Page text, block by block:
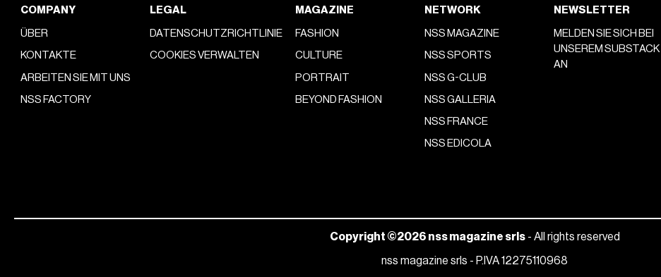
COMPANY
ÜBER
KONTAKTE
ARBEITEN SIE MIT UNS
NSS FACTORY
LEGAL
DATENSCHUTZRICHTLINIE
COOKIES VERWALTEN
MAGAZINE
FASHION
CULTURE
PORTRAIT
BEYOND FASHION
NETWORK
NSS MAGAZINE
NSS SPORTS
NSS G-CLUB
NSS GALLERIA
NSS FRANCE
NSS EDICOLA
NEWSLETTER
MELDEN SIE SICH BEI
UNSEREM SUBSTACK
AN
Copyright ©2026 nss magazine srls- All rights reserved
nss magazine srls - P.IVA 12275110968